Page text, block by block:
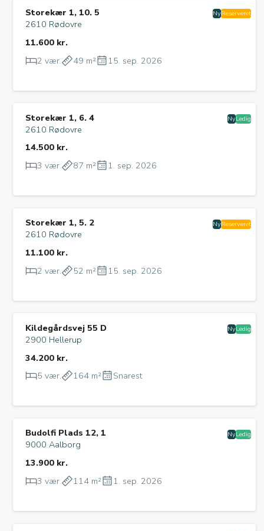
NyReserveret
Storekær 1, 10. 5
2610 Rødovre
11.600 kr.
2 vær.
49 m² 15. sep. 2026
NyLedig
Storekær 1, 6. 4
2610 Rødovre
14.500 kr.
3 vær.
87 m² 1. sep. 2026
NyReserveret
Storekær 1, 5. 2
2610 Rødovre
11.100 kr.
2 vær.
52 m² 15. sep. 2026
NyLedig
Kildegårdsvej 55 D
2900 Hellerup
34.200 kr.
5 vær.
164 m² Snarest
NyLedig
Budolfi Plads 12, 1
9000 Aalborg
13.900 kr.
3 vær.
114 m² 1. sep. 2026